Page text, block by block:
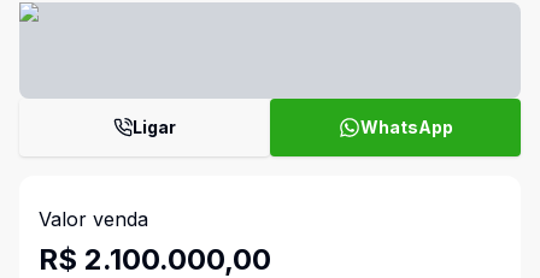
Ligar WhatsApp
Valor venda
R$ 2.100.000,00